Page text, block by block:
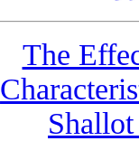
The